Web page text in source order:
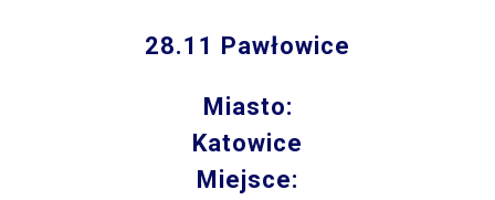
28.11 Pawłowice
Miasto:
Katowice
Miejsce: